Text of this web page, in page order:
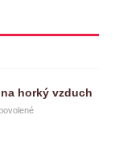
horký vzduch